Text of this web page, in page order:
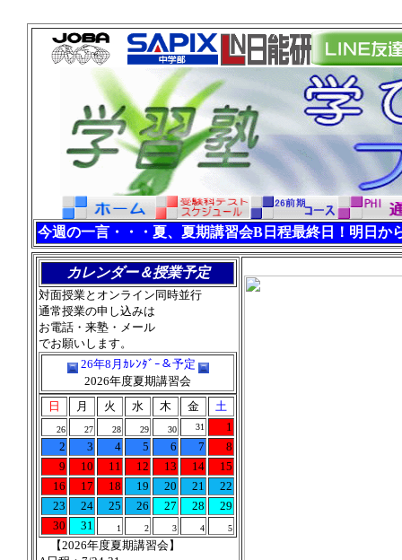
今週の一言・・・夏、夏期講習会B日程最終日！明日
カレンダー＆授業予定
対面授業とオンライン同時並行
通常授業の申し込みは
お電話・来塾・メール
でお願いします。
26年8月ｶﾚﾝﾀﾞｰ＆予定
2026年度夏期講習会
日
月 火 水 木 金 土
26 27 28 29 30 31
1
2
3 4 5 6 7
8
9
10 11 12 13 14
15
16
17 18 19 20 21
22
23
24 25 26 27 28
29
30
31 1 2 3 4 5
【2026年度夏期講習会】